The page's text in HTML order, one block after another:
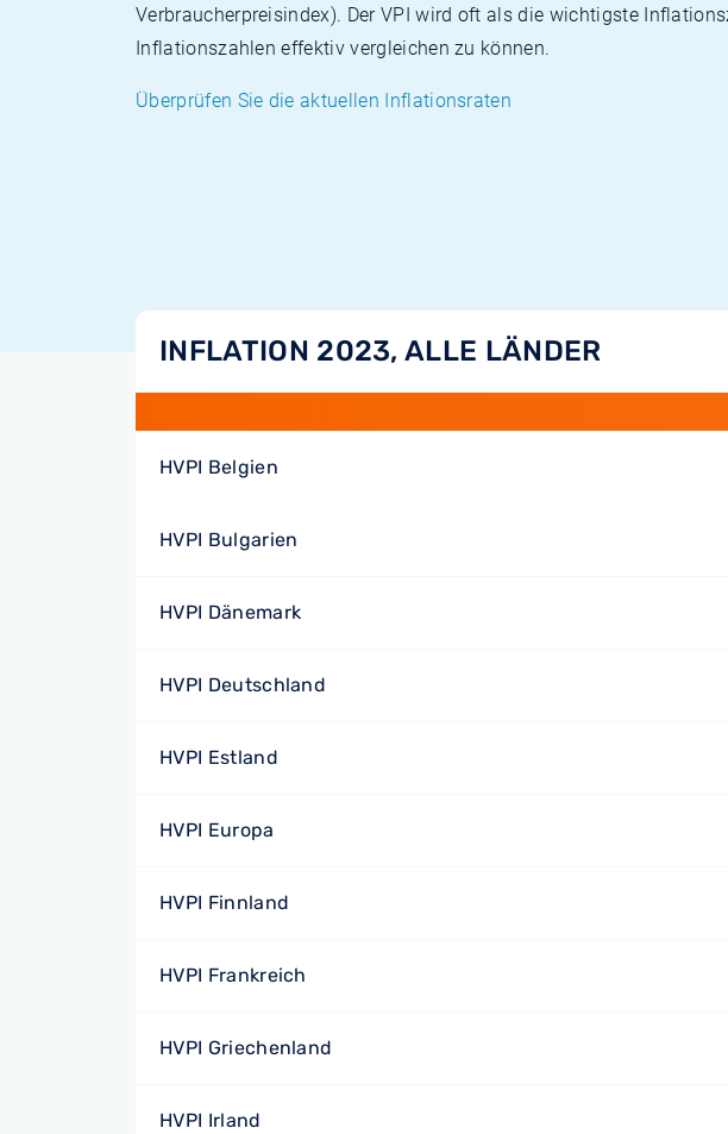
Verbraucherpreisindex). Der VPI wird oft als die wichtigste
Inflationszahlen effektiv vergleichen zu können.
Überprüfen Sie die aktuellen Inflationsraten
INFLATION 2023, ALLE LÄNDER
HVPI Belgien
HVPI Bulgarien
HVPI Dänemark
HVPI Deutschland
HVPI Estland
HVPI Europa
HVPI Finnland
HVPI Frankreich
HVPI Griechenland
HVPI Irland